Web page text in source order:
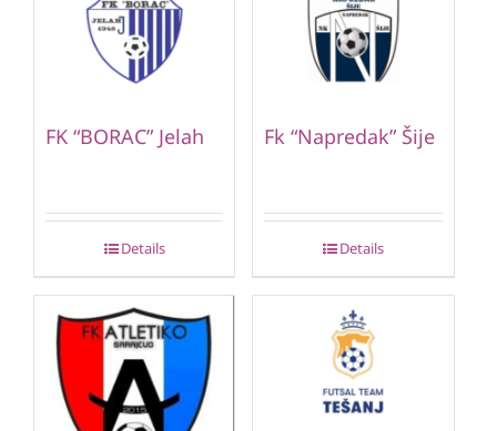
FK “BORAC” Jelah
Details
Fk “Napredak” Šije
Details